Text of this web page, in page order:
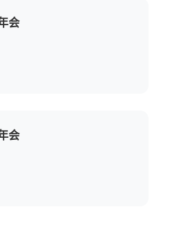
会
会